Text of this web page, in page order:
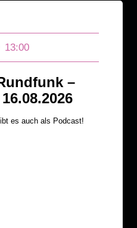
13:00
–
es auch als Podcast!